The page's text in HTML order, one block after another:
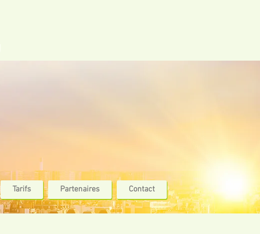
Tarifs Partenaires Contact